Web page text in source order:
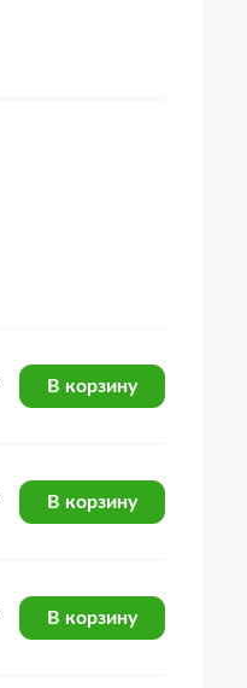
В корзину
В корзину
В корзину